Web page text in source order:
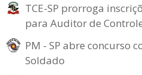
TCE-SP prorroga
para Auditor de
PM - SP abre concurso
Soldado